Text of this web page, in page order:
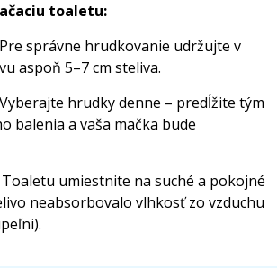
toaletu:
Pre správne hrudkovanie udržujte v
aspoň 5–7 cm steliva.
Vyberajte hrudky denne – predĺžite tým
balenia a vaša mačka bude
Toaletu umiestnite na suché a pokojné
neabsorbovalo vlhkosť zo vzduchu